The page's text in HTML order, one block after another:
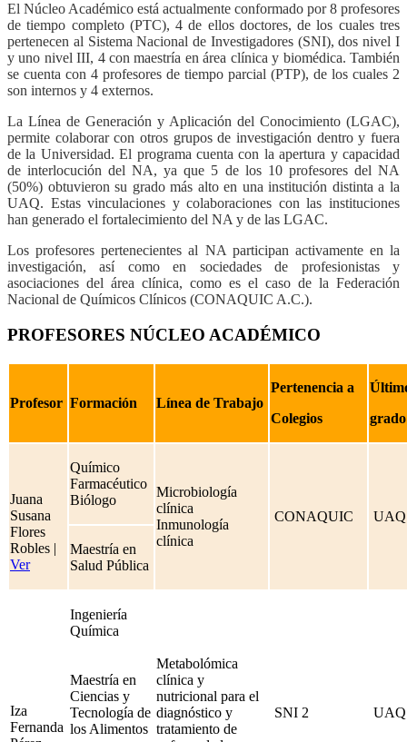
El Núcleo Académico está actualmente conformado por 8 profesores
de tiempo completo (PTC), 4 de ellos doctores, de los cuales tres
pertenecen al Sistema Nacional de Investigadores (SNI), dos nivel I
y uno nivel III, 4 con maestría en área clínica y biomédica. También
se cuenta con 4 profesores de tiempo parcial (PTP), de los cuales 2
son internos y 4 externos.
La Línea de Generación y Aplicación del Conocimiento (LGAC),
permite colaborar con otros grupos de investigación dentro y fuera
de la Universidad. El programa cuenta con la apertura y capacidad
de interlocución del NA, ya que 5 de los 10 profesores del NA
(50%) obtuvieron su grado más alto en una institución distinta a la
UAQ. Estas vinculaciones y colaboraciones con las instituciones
han generado el fortalecimiento del NA y de las LGAC.
Los profesores pertenecientes al NA participan activamente en la
investigación, así como en sociedades de profesionistas y
asociaciones del área clínica, como es el caso de la Federación
Nacional de Químicos Clínicos (CONAQUIC A.C.).
PROFESORES NÚCLEO ACADÉMICO
Profesor Formación Línea de Trabajo
Pertenencia a
Colegios
grado
Juana
Susana
Flores
Robles |
Ver
Químico
Farmacéutico
Biólogo
Microbiología
clínica
Inmunología
clínica
CONAQUIC UAQ
Maestría en
Salud Pública
Iza
Fernanda
Ingeniería
Química
Metabolómica
clínica y
nutricional para el
diagnóstico y
tratamiento de
SNI 2 UAQ
Maestría en
Ciencias y
Tecnología de
los Alimentos